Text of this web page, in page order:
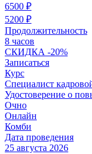
6500 ₽
5200 ₽
Продолжительность
8 часов
СКИДКА -20%
Записаться
Курс
Специалист
Удостоверение о
Очно
Онлайн
Комби
Дата проведения
25 августа 2026